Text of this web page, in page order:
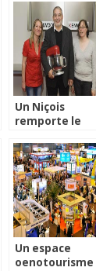
Un Niçois
remporte le
Macaron
Amateur
Un espace
oenotourisme